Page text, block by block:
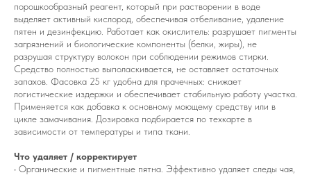
порошкообразный реагент, который при растворении в воде
выделяет активный кислород, обеспечивая отбеливание, удаление
пятен и дезинфекцию. Работает как окислитель: разрушает пигменты
загрязнений и биологические компоненты (белки, жиры), не
разрушая структуру волокон при соблюдении режимов стирки.
Средство полностью выполаскивается, не оставляет остаточных
запахов. Фасовка 25 кг удобна для прачечных: снижает
логистические издержки и обеспечивает стабильную работу участка.
Применяется как добавка к основному моющему средству или в
цикле замачивания. Дозировка подбирается по техкарте в
зависимости от температуры и типа ткани.
Что удаляет / корректирует
• Органические и пигментные пятна. Эффективно удаляет следы чая,